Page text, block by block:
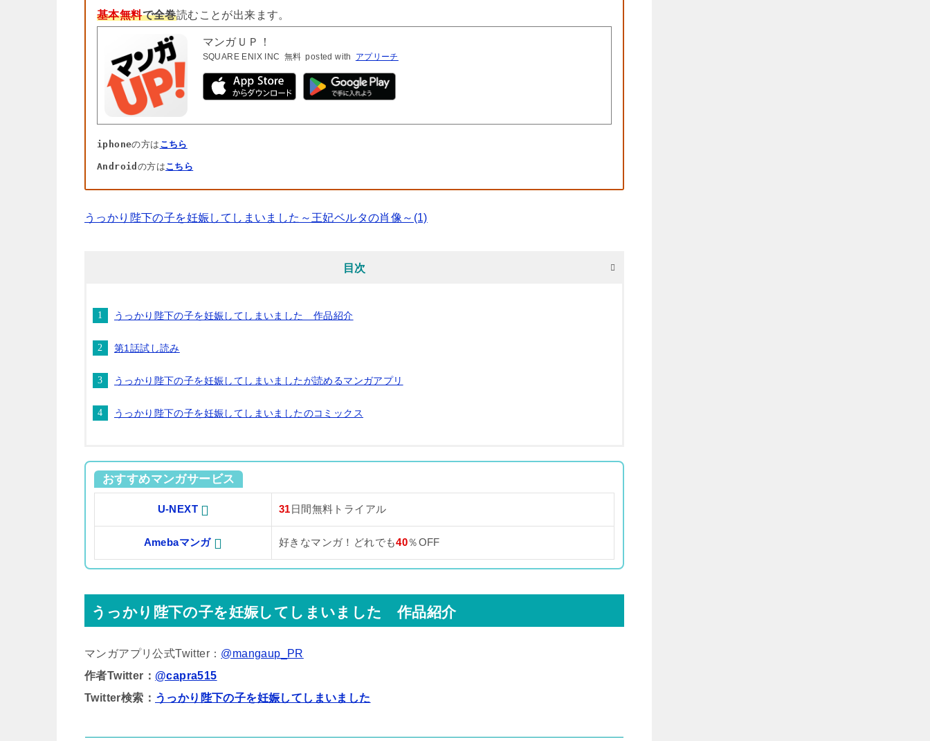
基本無料で全巻読むことが出来ます。
マンガＵＰ！
SQUARE ENIX INC 無料 posted with アプリーチ
iphoneの方は こちら
Android の方はこちら
うっかり陛下の子を妊娠してしまいました～王妃ベルタの肖像～(1)
目次
うっかり陛下の子を妊娠してしまいました 作品紹介
第1話試し読み
うっかり陛下の子を妊娠してしまいましたが読めるマンガアプリ
うっかり陛下の子を妊娠してしまいましたのコミックス
おすすめマンガサービス
U-NEXT 31日間無料トライアル
Amebaマンガ 好きなマンガ！どれでも40％OFF
うっかり陛下の子を妊娠してしまいました 作品紹介
マンガアプリ公式Twitter： @mangaup_PR
作者Twitter： @capra515
Twitter検索： うっかり陛下の子を妊娠してしまいました